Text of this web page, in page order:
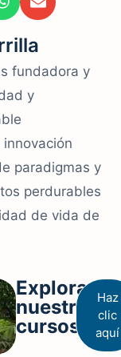
Explora
nuestros
cursos
Haz
clic
aquí
fundadora y
y
paradigmas y
perdurables
de vida de